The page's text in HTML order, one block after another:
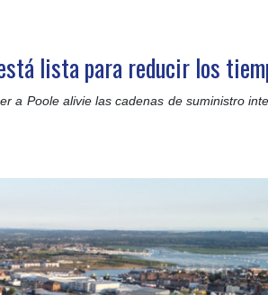
lista para reducir los
a Poole alivie las cadenas de suministro